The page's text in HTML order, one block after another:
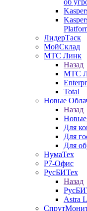
об
ЛидерТаск
МойСклад
МТС Линк
Назад
МТС
Total
Новые
Назад
Новые
Для
Для
Для
НумаТех
Р7-Офис
РусБИТех
Назад
Astra